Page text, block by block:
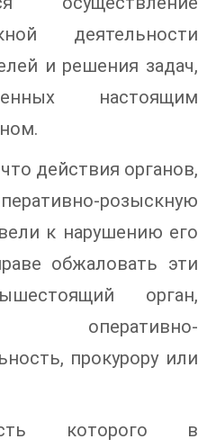
деятельности
и решения задач,
настоящим
действия органов,
розыскную
к нарушению его
обжаловать эти
орган,
оперативно-
прокурору или
которого в